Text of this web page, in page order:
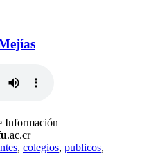
Información
.ac.cr
, colegios, publicos,